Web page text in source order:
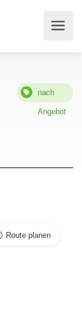
nach
Angebot
Route planen